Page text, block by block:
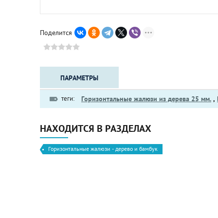
Поделится
ПАРАМЕТРЫ
теги: Горизонтальные жалюзи из дерева 25 мм. ,
НАХОДИТСЯ В РАЗДЕЛАХ
Горизонтальные жалюзи - дерево и бамбук